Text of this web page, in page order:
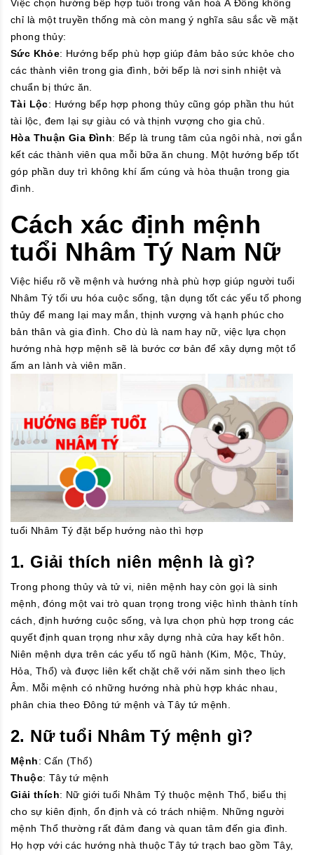
Việc chọn hướng bếp hợp tuổi trong văn hoá Á Đông không
chỉ là một truyền thống mà còn mang ý nghĩa sâu sắc về mặt
phong thủy:
Sức Khỏe: Hướng bếp phù hợp giúp đảm bảo sức khỏe cho
các thành viên trong gia đình, bởi bếp là nơi sinh nhiệt và
chuẩn bị thức ăn.
Tài Lộc: Hướng bếp hợp phong thủy cũng góp phần thu hút
tài lộc, đem lại sự giàu có và thịnh vượng cho gia chủ.
Hòa Thuận Gia Đình: Bếp là trung tâm của ngôi nhà, nơi gắn
kết các thành viên qua mỗi bữa ăn chung. Một hướng bếp tốt
góp phần duy trì không khí ấm cúng và hòa thuận trong gia
đình.
Cách xác định mệnh
tuổi Nhâm Tý Nam Nữ
Việc hiểu rõ về mệnh và hướng nhà phù hợp giúp người tuổi
Nhâm Tý tối ưu hóa cuộc sống, tận dụng tốt các yếu tố phong
thủy để mang lại may mắn, thịnh vượng và hạnh phúc cho
bản thân và gia đình. Cho dù là nam hay nữ, việc lựa chọn
hướng nhà hợp mệnh sẽ là bước cơ bản để xây dựng một tổ
ấm an lành và viên mãn.
tuổi Nhâm Tý đặt bếp hướng nào thì hợp
1. Giải thích niên mệnh là gì?
Trong phong thủy và tử vi, niên mệnh hay còn gọi là sinh
mệnh, đóng một vai trò quan trọng trong việc hình thành tính
cách, định hướng cuộc sống, và lựa chọn phù hợp trong các
quyết định quan trọng như xây dựng nhà cửa hay kết hôn.
Niên mệnh dựa trên các yếu tố ngũ hành (Kim, Mộc, Thủy,
Hỏa, Thổ) và được liên kết chặt chẽ với năm sinh theo lịch
Âm. Mỗi mệnh có những hướng nhà phù hợp khác nhau,
phân chia theo Đông tứ mệnh và Tây tứ mệnh.
2. Nữ tuổi Nhâm Tý mệnh gì?
Mệnh: Cấn (Thổ)
Thuộc: Tây tứ mệnh
Giải thích: Nữ giới tuổi Nhâm Tý thuộc mệnh Thổ, biểu thị
cho sự kiên định, ổn định và có trách nhiệm. Những người
mệnh Thổ thường rất đảm đang và quan tâm đến gia đình.
Họ hợp với các hướng nhà thuộc Tây tứ trạch bao gồm Tây,